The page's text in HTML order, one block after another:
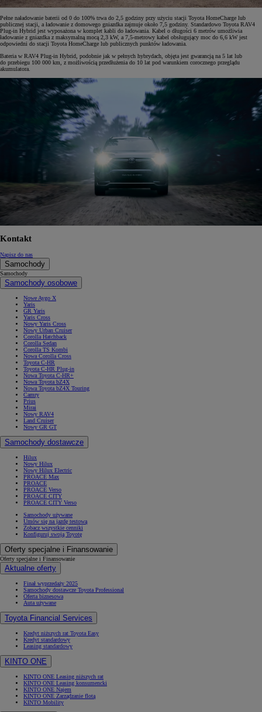
Pełne naładowanie baterii od 0 do 100% trwa do 2,5 godziny przy użyciu stacji Toyota HomeCharge lub
publicznej stacji, a ładowanie z domowego gniazdka zajmuje około 7,5 godziny. Standardowo Toyota RAV4
Plug-in Hybrid jest wyposażona w komplet kabli do ładowania. Kabel o długości 6 metrów umożliwia
ładowanie z gniazdka z maksymalną mocą 2,3 kW, a 7,5-metrowy kabel obsługujący moc do 6,6 kW jest
odpowiedni do stacji Toyota HomeCharge lub publicznych punktów ładowania.
Bateria w RAV4 Plug-in Hybrid, podobnie jak w pełnych hybrydach, objęta jest gwarancją na 5 lat lub
do przebiegu 100 000 km, z możliwością przedłużenia do 10 lat pod warunkiem corocznego przeglądu
akumulatora.
Kontakt
Napisz do nas
Samochody
Samochody
Samochody osobowe
Nowe Aygo X
Yaris
GR Yaris
Yaris Cross
Nowy Yaris Cross
Nowy Urban Cruiser
Corolla Hatchback
Corolla Sedan
Corolla TS Kombi
Nowa Corolla Cross
Toyota C-HR
Toyota C-HR Plug-in
Nowa Toyota C-HR+
Nowa Toyota bZ4X
Nowa Toyota bZ4X Touring
Camry
Prius
Mirai
Nowy RAV4
Land Cruiser
Nowy GR GT
Samochody dostawcze
Hilux
Nowy Hilux
Nowy Hilux Electric
PROACE Max
PROACE
PROACE Verso
PROACE CITY
PROACE CITY Verso
Samochody używane
Umów się na jazdę testową
Zobacz wszystkie cenniki
Konfiguruj swoją Toyotę
Oferty specjalne i Finansowanie
Oferty specjalne i Finansowanie
Aktualne oferty
Finał wyprzedaży 2025
Samochody dostawcze Toyota Professional
Oferta biznesowa
Auta używane
Toyota Financial Services
Kredyt niższych rat Toyota Easy
Kredyt standardowy
Leasing standardowy
KINTO ONE
KINTO ONE Leasing niższych rat
KINTO ONE Leasing konsumencki
KINTO ONE Najem
KINTO ONE Zarządzanie flotą
KINTO Mobility